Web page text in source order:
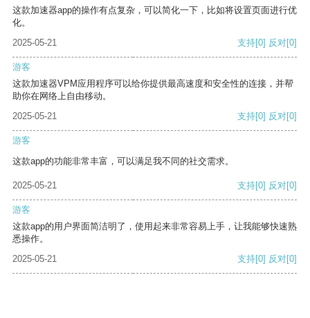
这款加速器app的操作有点复杂，可以简化一下，比如将设置页面进行优
化。
2025-05-21
支持[0] 反对[0]
游客
这款加速器VPM应用程序可以给你提供最高速度和安全性的连接，并帮
助你在网络上自由移动。
2025-05-21
支持[0] 反对[0]
游客
这款app的功能非常丰富，可以满足我不同的社交需求。
2025-05-21 支持[0] 反对[0]
游客
这款app的用户界面简洁明了，使用起来非常容易上手，让我能够快速熟
悉操作。
2025-05-21
支持[0] 反对[0]